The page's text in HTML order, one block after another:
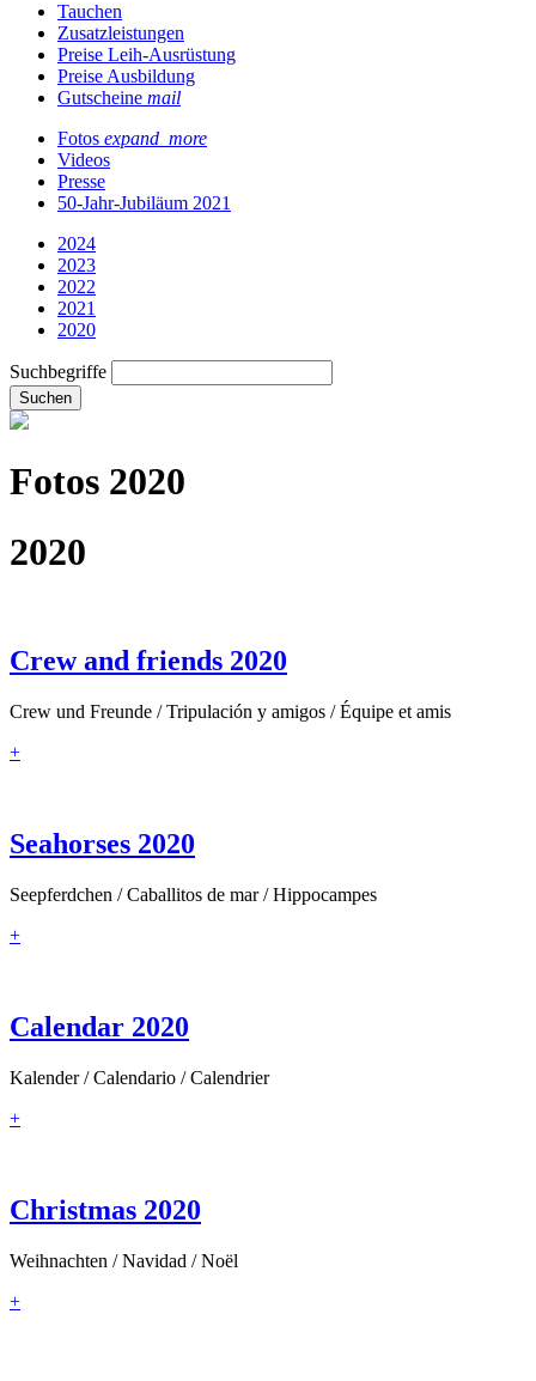
Tauchen
Zusatzleistungen
Preise Leih-Ausrüstung
Preise Ausbildung
Gutscheine mail
Fotos expand_more
Videos
Presse
50-Jahr-Jubiläum 2021
2024
2023
2022
2021
2020
Suchbegriffe
Suchen
Fotos 2020
2020
Crew and friends 2020
Crew und Freunde / Tripulación y amigos / Équipe et amis
+
Seahorses 2020
Seepferdchen / Caballitos de mar / Hippocampes
+
Calendar 2020
Kalender / Calendario / Calendrier
+
Christmas 2020
Weihnachten / Navidad / Noël
+